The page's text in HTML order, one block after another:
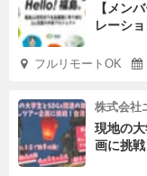
【メン
レーシ
フルリモートOK
株式会社
現地の
画に挑